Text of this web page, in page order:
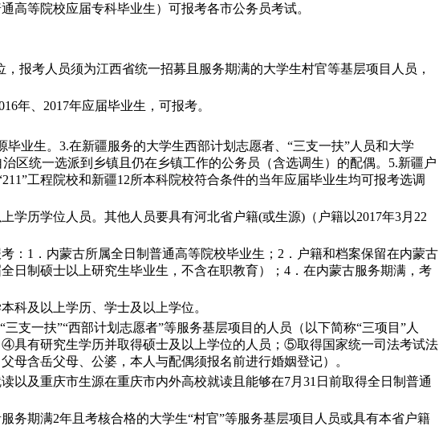
高等院校应届专科毕业生）可报考各市公务员考试。
报考人员须为江西省统一招募且服务期满的大学生村官等基层项目人员，
年、2017年应届毕业生，可报考。
业生。3.在新疆服务的大学生西部计划志愿者、“三支一扶”人员和大学
区统一选派到乡镇且仍在乡镇工作的公务员（含选调生）的配偶。5.新疆户
工程院校和新疆12所本科院校符合条件的当年应届毕业生均可报考选调
历学位人员。其他人员要具有河北省户籍(或生源)（户籍以2017年3月22
：1．内蒙古所属全日制普通高等院校毕业生；2．户籍和档案保留在内蒙古
日制硕士以上研究生毕业生，不含在职教育）；4．在内蒙古服务期满，考
科及以上学历、学士及以上学位。
支一扶”“西部计划志愿者”等服务基层项目的人员（以下简称“三项目”人
具有研究生学历并取得硕士及以上学位的人员；⑤取得国家统一司法考试法
含岳父母、公婆，本人与配偶须报名前进行婚姻登记）。
及重庆市生源在重庆市内外高校就读且能够在7月31日前取得全日制普通
期满2年且考核合格的大学生“村官”等服务基层项目人员或具有本省户籍